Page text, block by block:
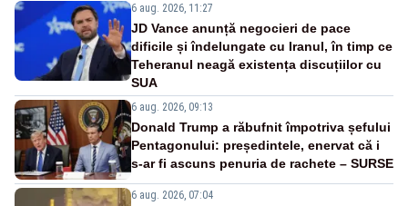
6 aug. 2026, 11:27
JD Vance anunță negocieri de pace
dificile și îndelungate cu Iranul, în timp ce
Teheranul neagă existența discuțiilor cu
SUA
6 aug. 2026, 09:13
Donald Trump a răbufnit împotriva șefului
Pentagonului: președintele, enervat că i
s-ar fi ascuns penuria de rachete – SURSE
6 aug. 2026, 07:04